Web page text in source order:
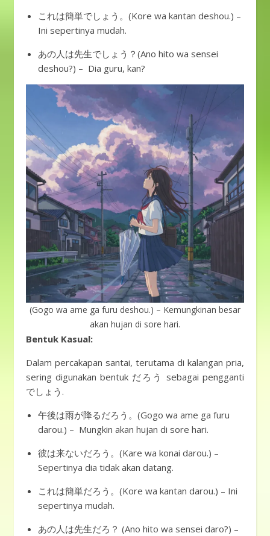
これは簡単でしょう。(Kore wa kantan deshou.) –
Ini sepertinya mudah.
あの人は先生でしょう？(Ano hito wa sensei
deshou?) – Dia guru, kan?
(Gogo wa ame ga furu deshou.) – Kemungkinan besar
akan hujan di sore hari.
Bentuk Kasual:
Dalam percakapan santai, terutama di kalangan pria,
sering digunakan bentuk だろう sebagai pengganti
でしょう.
午後は雨が降るだろう。(Gogo wa ame ga furu
darou.) – Mungkin akan hujan di sore hari.
彼は来ないだろう。(Kare wa konai darou.) –
Sepertinya dia tidak akan datang.
これは簡単だろう。(Kore wa kantan darou.) – Ini
sepertinya mudah.
あの人は先生だろ？ (Ano hito wa sensei daro?) –